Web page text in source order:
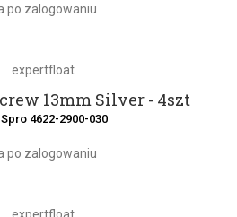
po zalogowaniu
13mm Silver - 4szt
4622-2900-030
po zalogowaniu